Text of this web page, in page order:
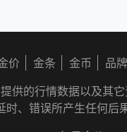
价 金条 金币 品
供的行情数据以及其
时、错误所产生任何后